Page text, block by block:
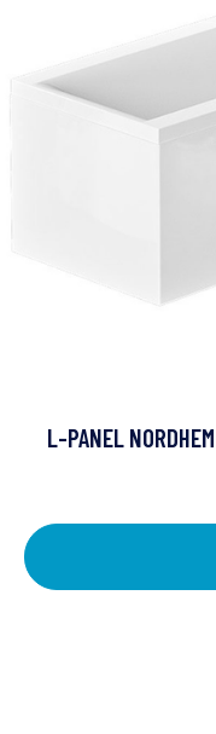
L-PANEL